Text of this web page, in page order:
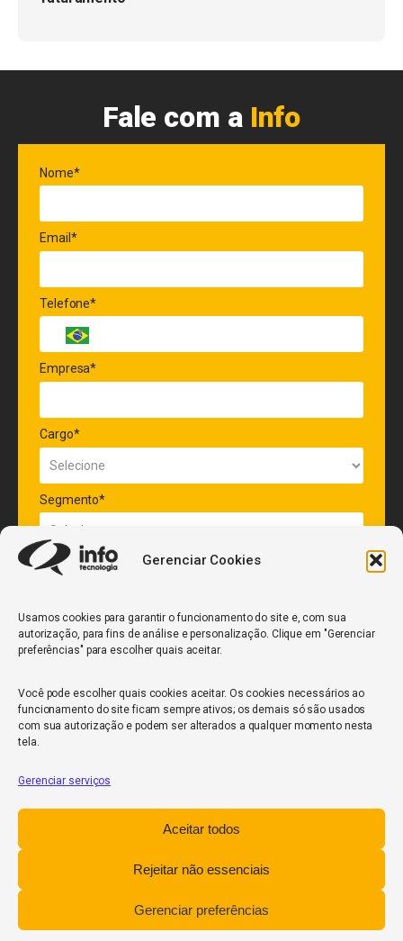
Gerenciar Cookies
Usamos cookies para garantir o funcionamento do site e, com sua
autorização, para fins de análise e personalização. Clique em "Gerenciar
preferências" para escolher quais aceitar.
Você pode escolher quais cookies aceitar. Os cookies necessários ao
funcionamento do site ficam sempre ativos; os demais só são usados
com sua autorização e podem ser alterados a qualquer momento nesta
tela.
Gerenciar serviços
Aceitar todos
Rejeitar não essenciais
Gerenciar preferências
Fale com a Info
Nome*
Email*
Telefone*
Empresa*
Cargo*
Segmento*
Quantidade de veículos da frota*
ENVIAR
InfoCore
Relatório de Transparência Salarial
Trabalhe Conosco
POWERED BY